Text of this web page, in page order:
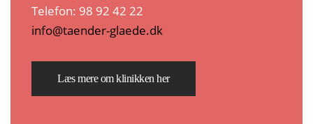
Telefon: 98 92 42 22
info@taender-glaede.dk
Læs mere om klinikken her